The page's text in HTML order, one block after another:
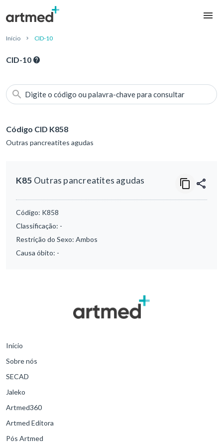
Início CID-10
CID-10
Digite o código ou palavra-chave para consultar
Código CID K858
Outras pancreatites agudas
K85 Outras pancreatites agudas
Código: K858
Classificação: -
Restrição do Sexo: Ambos
Causa óbito: -
Início
Sobre nós
SECAD
Jaleko
Artmed360
Artmed Editora
Pós Artmed